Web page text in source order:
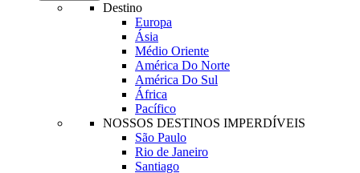
Destino
Europa
Ásia
Médio Oriente
América Do Norte
América Do Sul
África
Pacífico
NOSSOS DESTINOS IMPERDÍVEIS
São Paulo
Rio de Janeiro
Santiago